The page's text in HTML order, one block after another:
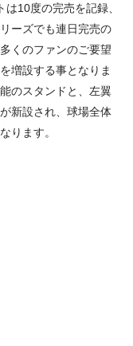
10度の完売を記録、
ーズでも連日完売の
くのファンのご要望
増設する事となりま
のスタンドと、左翼
新設され、球場全体
ります。